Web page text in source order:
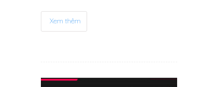
Xem thêm